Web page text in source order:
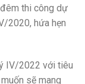
thi công dự
2020, hứa hẹn
IV/2022 với tiêu
sẽ mang